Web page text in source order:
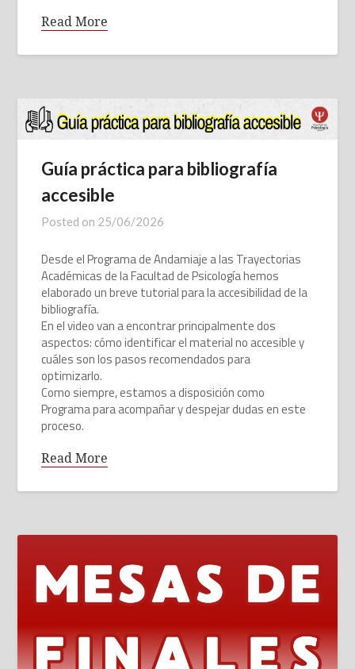
Read More
Guía práctica para bibliografía
accesible
Posted on 25/06/2026
Desde el Programa de Andamiaje a las Trayectorias
Académicas de la Facultad de Psicología hemos
elaborado un breve tutorial para la accesibilidad de la
bibliografía.
En el video van a encontrar principalmente dos
aspectos: cómo identificar el material no accesible y
cuáles son los pasos recomendados para
optimizarlo.
Como siempre, estamos a disposición como
Programa para acompañar y despejar dudas en este
proceso.
Read More